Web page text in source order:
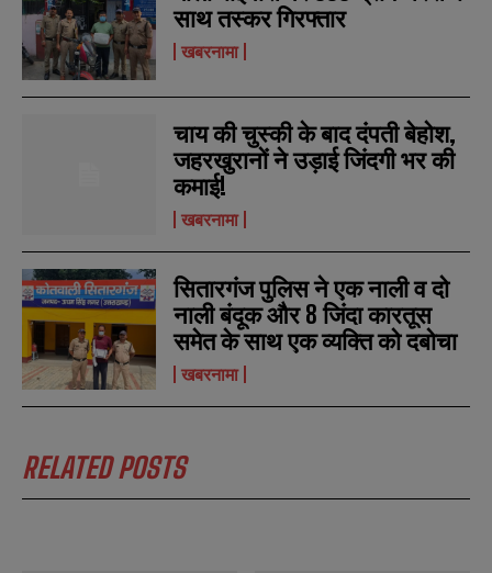
*
u
m
b
e
r
*
u
m
b
e
r
साथ तस्कर गिरफ्तार
खबरनामा
चाय की चुस्की के बाद दंपती बेहोश,
जहरखुरानों ने उड़ाई जिंदगी भर की
कमाई!
खबरनामा
सितारगंज पुलिस ने एक नाली व दो
नाली बंदूक और 8 जिंदा कारतूस
समेत के साथ एक व्यक्ति को दबोचा
खबरनामा
RELATED POSTS